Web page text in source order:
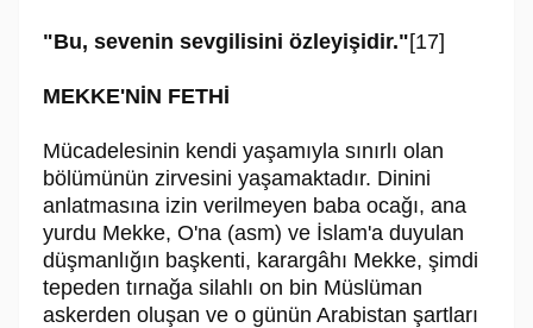
"Bu, sevenin sevgilisini özleyişidir."[17]
MEKKE'NİN FETHİ
Mücadelesinin kendi yaşamıyla sınırlı olan
bölümünün zirvesini yaşamaktadır. Dinini
anlatmasına izin verilmeyen baba ocağı, ana
yurdu Mekke, O'na (asm) ve İslam'a duyulan
düşmanlığın başkenti, karargâhı Mekke, şimdi
tepeden tırnağa silahlı on bin Müslüman
askerden oluşan ve o günün Arabistan şartları